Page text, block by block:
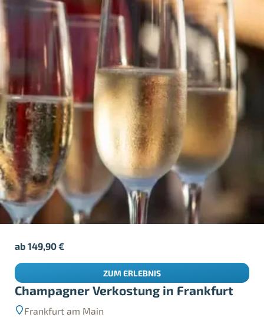
Champagner Verkostung in Frankfurt
Frankfurt am Main
ab149,90€
ZUM ERLEBNIS